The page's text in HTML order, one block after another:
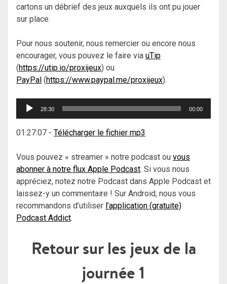
cartons un débrief des jeux auxquels ils ont pu jouer
sur place.
Pour nous soutenir, nous remercier ou encore nous
encourager, vous pouvez le faire via uTip
(https://utip.io/proxijeux) ou
PayPal (https://www.paypal.me/proxijeux).
Lecteur
28:30 00:00
01:27:07 - Télécharger le fichier mp3
Vous pouvez « streamer » notre podcast ou vous
abonner à notre flux Apple Podcast. Si vous nous
appréciez, notez notre Podcast dans Apple Podcast et
laissez-y un commentaire ! Sur Android, nous vous
recommandons d’utiliser l’application (gratuite)
Podcast Addict.
Retour sur les jeux de la
journée 1